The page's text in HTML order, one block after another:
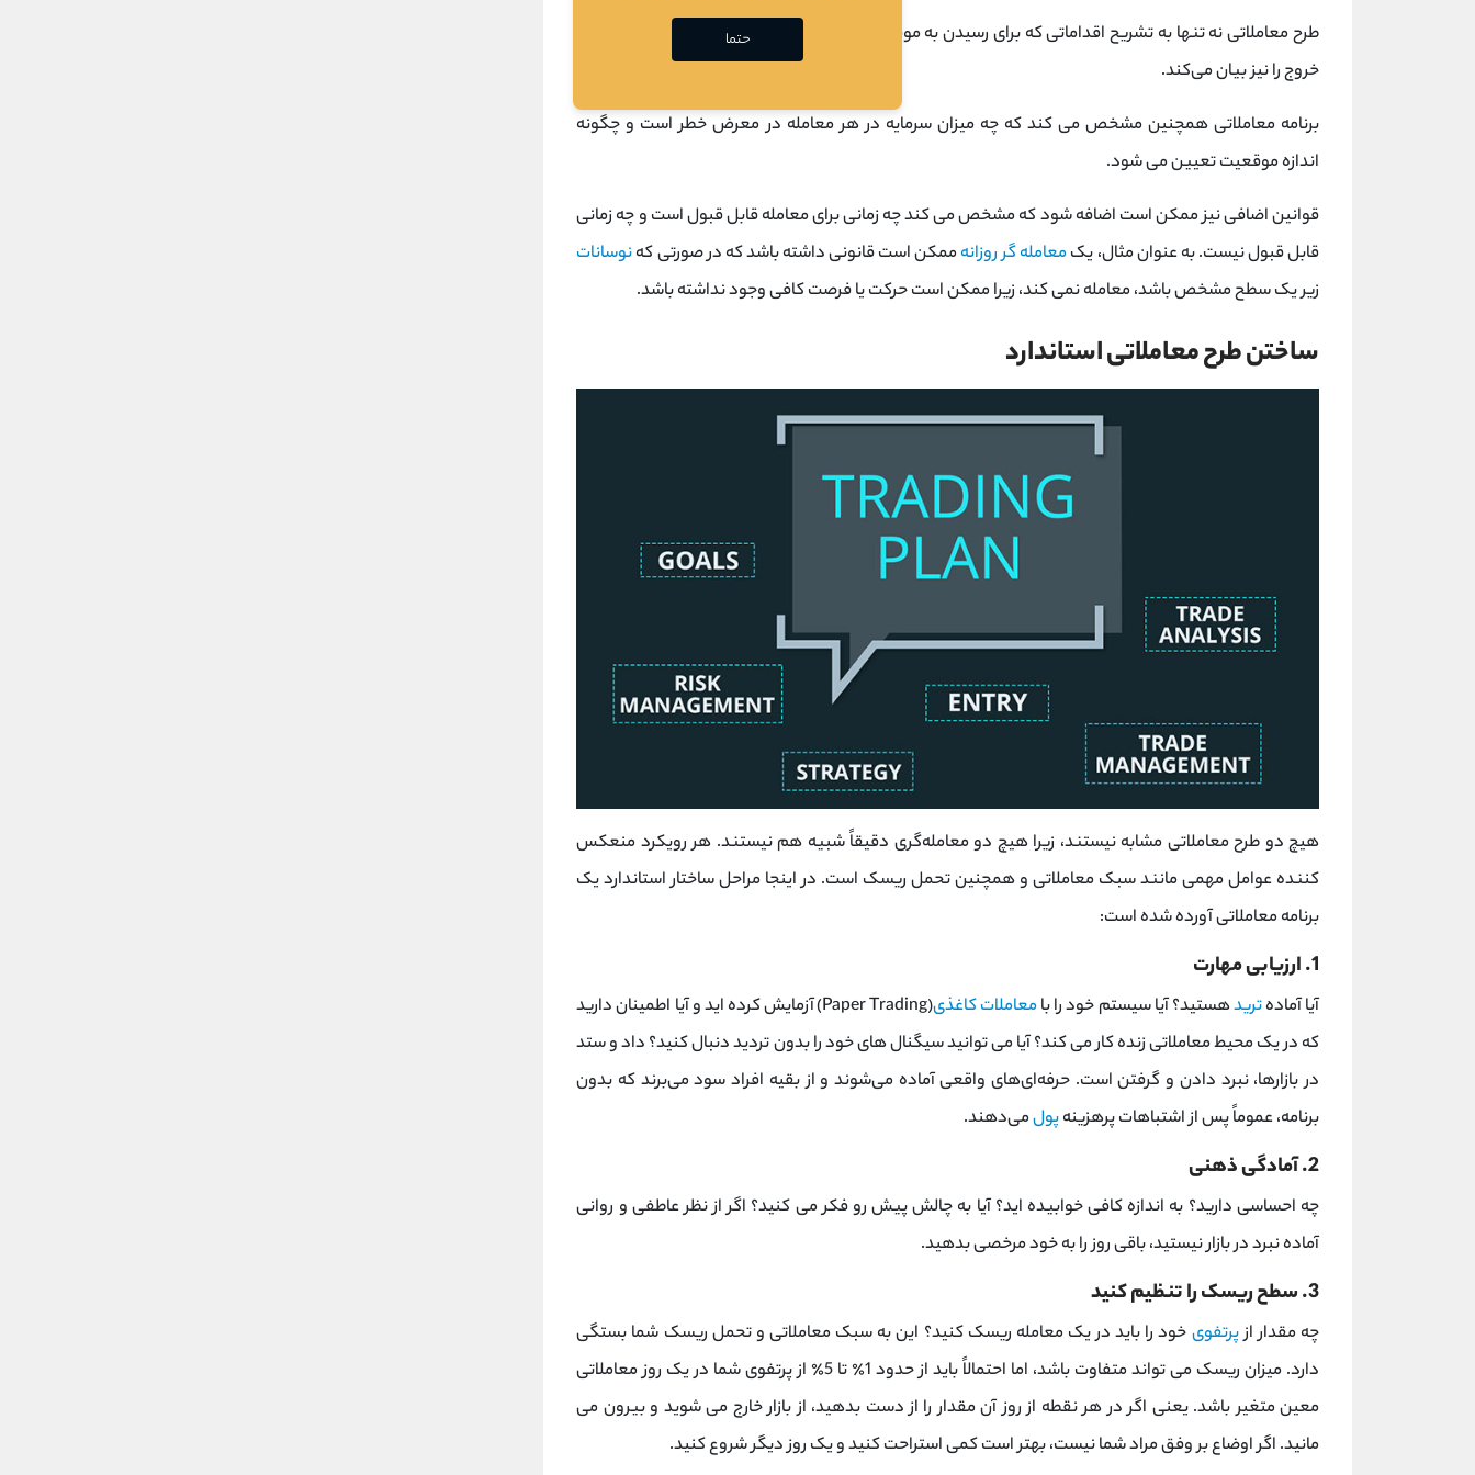
طرح معاملاتی نه تنها به تشریح اقداماتی که برای رسیدن به موقعیت‌ها باید انجام داد، اشاره می‌کند، بلکه زمان
خروج را نیز بیان می‌کند.
برنامه معاملاتی همچنین مشخص می کند که چه میزان سرمایه در هر معامله در معرض خطر است و چگونه
اندازه موقعیت تعیین می شود.
قوانین اضافی نیز ممکن است اضافه شود که مشخص می کند چه زمانی برای معامله قابل قبول است و چه زمانی
قابل قبول نیست. به عنوان مثال، یکمعامله گر روزانهممکن است قانونی داشته باشد که در صورتی کهنوسانات
زیر یک سطح مشخص باشد، معامله نمی کند، زیرا ممکن است حرکت یا فرصت کافی وجود نداشته باشد.
ساختن طرح معاملاتی استاندارد
هیچ دو طرح معاملاتی مشابه نیستند، زیرا هیچ دو معامله‌گری دقیقاً شبیه هم نیستند. هر رویکرد منعکس
کننده عوامل مهمی مانند سبک معاملاتی و همچنین تحمل ریسک است. در اینجا مراحل ساختار استاندارد یک
برنامه معاملاتی آورده شده است:
1. ارزیابی مهارت
آیا آمادهتریدهستید؟ آیا سیستم خود را بامعاملات کاغذی
(Paper Trading) آزمایش کرده اید و آیا اطمینان دارید
که در یک محیط معاملاتی زنده کار می کند؟ آیا می توانید سیگنال های خود را بدون تردید دنبال کنید؟ داد و ستد
در بازارها، نبرد دادن و گرفتن است. حرفه‌ای‌های واقعی آماده می‌شوند و از بقیه افراد سود می‌برند که بدون
برنامه، عموماً پس از اشتباهات پرهزینهپولمی‌دهند.
2. آمادگی ذهنی
چه احساسی دارید؟ به اندازه کافی خوابیده اید؟ آیا به چالش پیش رو فکر می کنید؟ اگر از نظر عاطفی و روانی
آماده نبرد در بازار نیستید، باقی روز را به خود مرخصی بدهید.
3. سطح ریسک را تنظیم کنید
چه مقدار ازپرتفوی خود را باید در یک معامله ریسک کنید؟ این به سبک معاملاتی و تحمل ریسک شما بستگی
دارد. میزان ریسک می تواند متفاوت باشد، اما احتمالاً باید از حدود 1٪ تا 5٪ از پرتفوی شما در یک روز معاملاتی
معین متغیر باشد. یعنی اگر در هر نقطه از روز آن مقدار را از دست بدهید، از بازار خارج می شوید و بیرون می
مانید. اگر اوضاع بر وفق مراد شما نیست، بهتر است کمی استراحت کنید و یک روز دیگر شروع کنید.
حتما